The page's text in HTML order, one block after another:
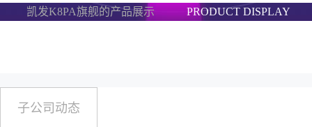
凯发K8PA旗舰的产品展示 PRODUCT DISPLAY
子公司动态